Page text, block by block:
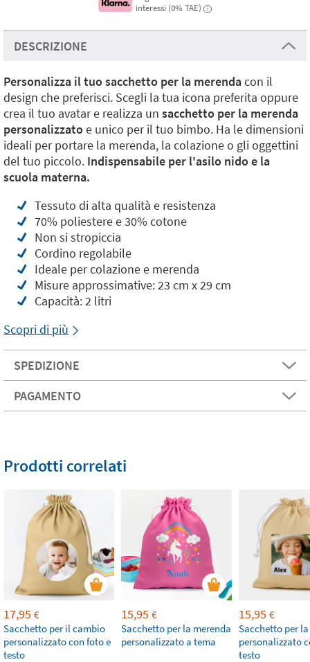
interessi (0% TAE)
i
DESCRIZIONE
Personalizza il tuo sacchetto per la merendacon il
design che preferisci. Scegli la tua icona preferita oppure
crea il tuo avatar e realizza un sacchetto per la merenda
personalizzatoe unico per il tuo bimbo. Ha le dimensioni
ideali per portare la merenda, la colazione o gli oggettini
del tuo piccolo. Indispensabile per l'asilo nido e la
scuola materna.
Tessuto di alta qualità e resistenza
70% poliestere e 30% cotone
Non si stropiccia
Cordino regolabile
Ideale per colazione e merenda
Misure approssimative: 23 cm x 29 cm
Capacità: 2 litri
Scopri di più
SPEDIZIONE
PAGAMENTO
Prodotti correlati
17,95 €
Sacchetto per il cambio
personalizzato con foto e
testo
15,95 €
Sacchetto per la merenda
personalizzato a tema
15,95 €
Sacchetto per
personalizzato
testo